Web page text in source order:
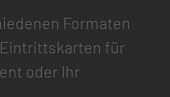
Formaten
für
oder Ihr